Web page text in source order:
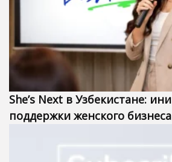
She’s Next в Узбекистане:
поддержки женского бизнеса